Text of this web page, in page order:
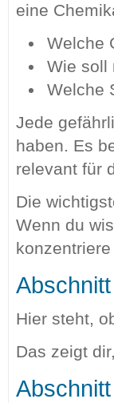
eine
Welche
Wie soll
Welche
Jede
haben. Es
relevant für
Die
Wenn du
Hier steht,
Das zeigt